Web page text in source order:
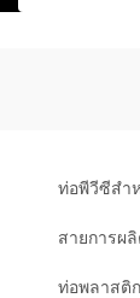
ท่อพีวีซีสำ
สายการผ
ท่อพลาสติ